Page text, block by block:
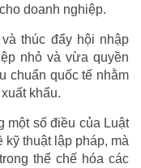
doanh nghiệp.
thúc đẩy hội nhập
nhỏ và vừa quyền
chuẩn quốc tế nhằm
khẩu.
một số điều của Luật
thuật lập pháp, mà
thể chế hóa các